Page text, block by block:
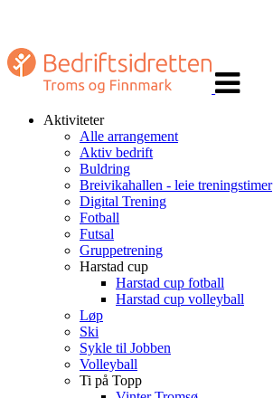
navigasjon
Aktiviteter
Alle arrangement
Aktiv bedrift
Buldring
Breivikahallen - leie treningstimer
Digital Trening
Fotball
Futsal
Gruppetrening
Harstad cup
Harstad cup fotball
Harstad cup volleyball
Løp
Ski
Sykle til Jobben
Volleyball
Ti på Topp